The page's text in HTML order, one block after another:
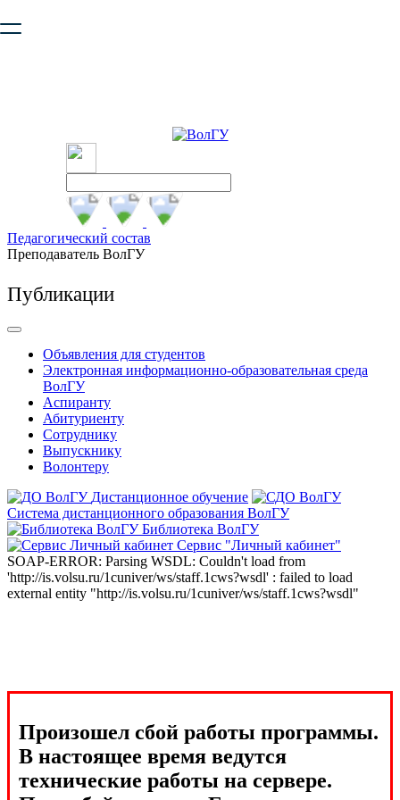
безопасную работу с сайтом. Пожалуйста
Педагогический состав
Преподаватель ВолГУ
Публикации
Объявления для студентов
Электронная информационно-образовательная среда
ВолГУ
Аспиранту
Абитуриенту
Сотруднику
Выпускнику
Волонтеру
Дистанционное обучение
Система дистанционного образования ВолГУ
Библиотека ВолГУ
Сервис "Личный кабинет"
SOAP-ERROR: Parsing WSDL: Couldn't load from
'http://is.volsu.ru/1cuniver/ws/staff.1cws?wsdl' : failed to load
external entity "http://is.volsu.ru/1cuniver/ws/staff.1cws?wsdl"
Произошел сбой работы программы.
В настоящее время ведутся
технические работы на сервере.